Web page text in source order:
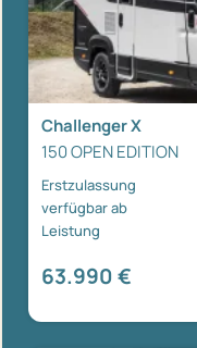
Challenger X
150 OPEN EDITION
Erstzulassung
verfügbar ab
Leistung
63.990 €